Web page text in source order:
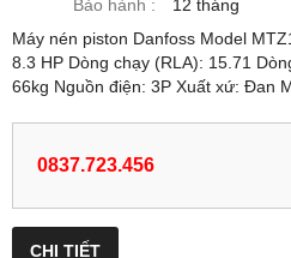
Bảo hành :
12 tháng
Máy nén piston Danfoss Model
8.3 HP Dòng chạy (RLA): 15.71
66kg Nguồn điện: 3P Xuất xứ: Đan
0837.723.456
CHI TIẾT